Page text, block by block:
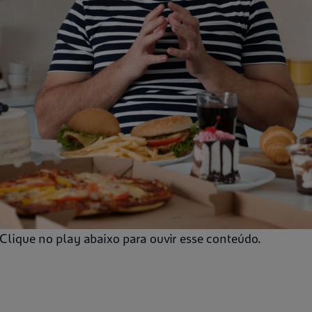
no play abaixo para ouvir esse conteúdo.